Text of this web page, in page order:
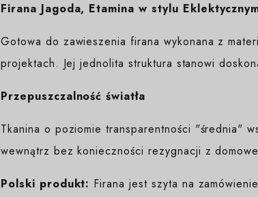
Firana Jagoda, Etamina w stylu
Gotowa do zawieszenia firana wykonana z
projektach. Jej jednolita struktura stanowi
Przepuszczalność światła
Tkanina o poziomie transparentności "średnia"
wewnątrz bez konieczności rezygnacji z
Polski produkt: Firana jest szyta na